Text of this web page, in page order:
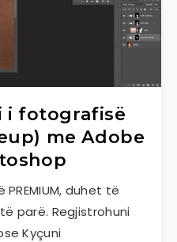
i fotografisë
me Adobe
duhet të
parë. Regjistrohuni
Kyçuni